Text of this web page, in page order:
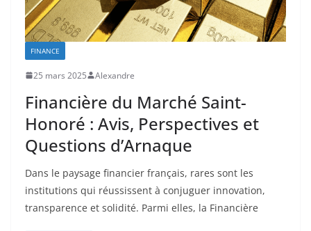
FINANCE
25 mars 2025 Alexandre
Financière du Marché Saint-
Honoré : Avis, Perspectives et
Questions d’Arnaque
Dans le paysage financier français, rares sont les
institutions qui réussissent à conjuguer innovation,
transparence et solidité. Parmi elles, la Financière